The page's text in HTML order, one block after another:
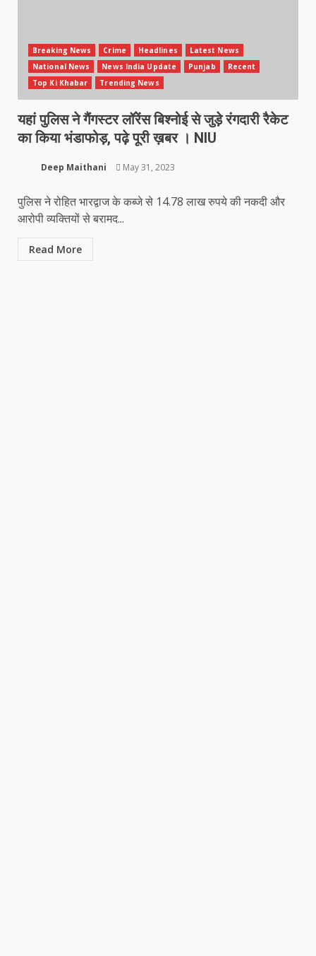
Breaking News Crime Headlines
Latest News
National News
News India Update Punjab
Recent
Top Ki Khabar
Trending News
यहां पुलिस ने गैंगस्टर लॉरेंस बिश्नोई से जुड़े रंगदारी रैकेट
का किया भंडाफोड़, पढ़े पूरी ख़बर । NIU
Deep Maithani May 31, 2023
पुलिस ने रोहित भारद्वाज के कब्जे से 14.78 लाख रुपये की नकदी और
आरोपी व्यक्तियों से बरामद...
Read More